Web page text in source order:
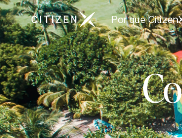
Ir para a página inicial da CitizenX
Por que